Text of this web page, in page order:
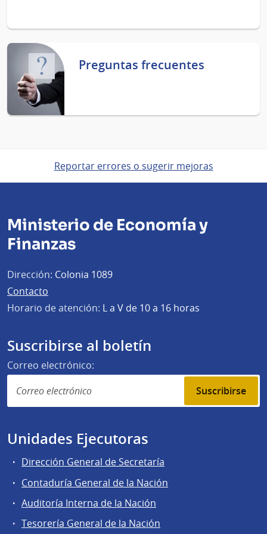
Preguntas frecuentes
Reportar errores o sugerir mejoras
Ministerio de Economía y
Finanzas
Dirección: Colonia 1089
Contacto
Horario de atención: L a V de 10 a 16 horas
Suscribirse al boletín
Correo electrónico:
Suscribirse
Unidades Ejecutoras
Dirección General de Secretaría
Contaduría General de la Nación
Auditoría Interna de la Nación
Tesorería General de la Nación